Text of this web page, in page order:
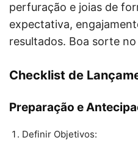
perfuração e joias de
expectativa,
resultados. Boa sorte
Checklist de
Preparação e
Definir Objetivos: